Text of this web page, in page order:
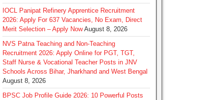
IOCL Panipat Refinery Apprentice Recruitment
2026: Apply For 637 Vacancies, No Exam, Direct
Merit Selection – Apply Now August 8, 2026
NVS Patna Teaching and Non-Teaching
Recruitment 2026: Apply Online for PGT, TGT,
Staff Nurse & Vocational Teacher Posts in JNV
Schools Across Bihar, Jharkhand and West Bengal
August 8, 2026
BPSC Job Profile Guide 2026: 10 Powerful Posts